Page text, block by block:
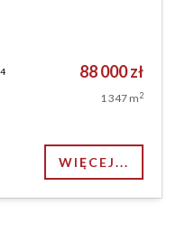
88 000 zł
1 347 m2
WIĘCEJ...